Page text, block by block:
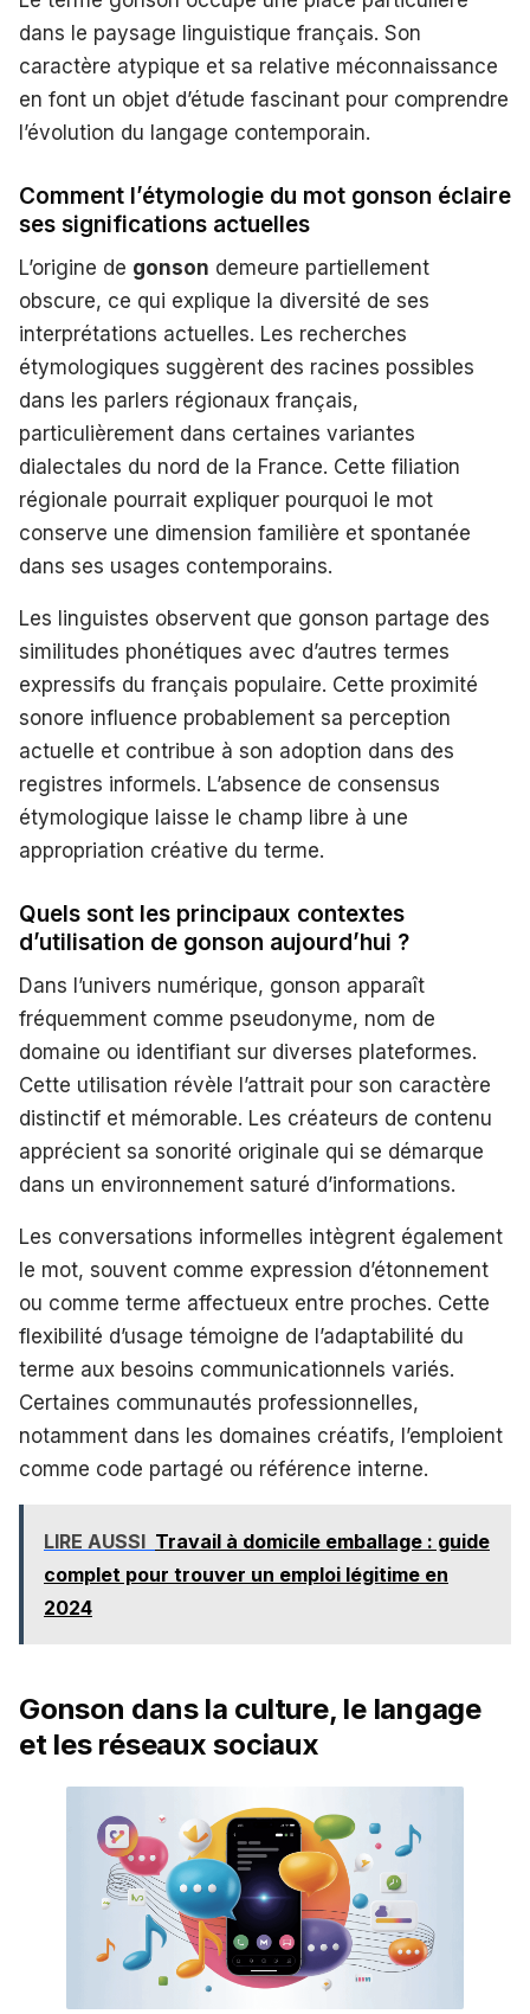
dans le paysage linguistique français. Son
caractère atypique et sa relative méconnaissance
en font un objet d’étude fascinant pour comprendre
l’évolution du langage contemporain.
Comment l’étymologie du mot gonson éclaire
ses significations actuelles
L’origine de gonson demeure partiellement
obscure, ce qui explique la diversité de ses
interprétations actuelles. Les recherches
étymologiques suggèrent des racines possibles
dans les parlers régionaux français,
particulièrement dans certaines variantes
dialectales du nord de la France. Cette filiation
régionale pourrait expliquer pourquoi le mot
conserve une dimension familière et spontanée
dans ses usages contemporains.
Les linguistes observent que gonson partage des
similitudes phonétiques avec d’autres termes
expressifs du français populaire. Cette proximité
sonore influence probablement sa perception
actuelle et contribue à son adoption dans des
registres informels. L’absence de consensus
étymologique laisse le champ libre à une
appropriation créative du terme.
Quels sont les principaux contextes
d’utilisation de gonson aujourd’hui ?
Dans l’univers numérique, gonson apparaît
fréquemment comme pseudonyme, nom de
domaine ou identifiant sur diverses plateformes.
Cette utilisation révèle l’attrait pour son caractère
distinctif et mémorable. Les créateurs de contenu
apprécient sa sonorité originale qui se démarque
dans un environnement saturé d’informations.
Les conversations informelles intègrent également
le mot, souvent comme expression d’étonnement
ou comme terme affectueux entre proches. Cette
flexibilité d’usage témoigne de l’adaptabilité du
terme aux besoins communicationnels variés.
Certaines communautés professionnelles,
notamment dans les domaines créatifs, l’emploient
comme code partagé ou référence interne.
LIRE AUSSI Travail à domicile emballage : guide
complet pour trouver un emploi légitime en
2024
Gonson dans la culture, le langage
et les réseaux sociaux